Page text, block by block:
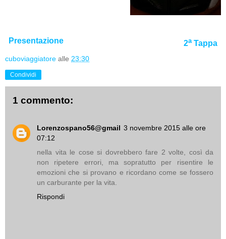
Presentazione 2aTappa
cuboviaggiatore alle 23:30
Condividi
1 commento:
Lorenzospano56@gmail 3 novembre 2015 alle ore
07:12
nella vita le cose si dovrebbero fare 2 volte, così da
non ripetere errori, ma sopratutto per risentire le
emozioni che si provano e ricordano come se fossero
un carburante per la vita.
Rispondi